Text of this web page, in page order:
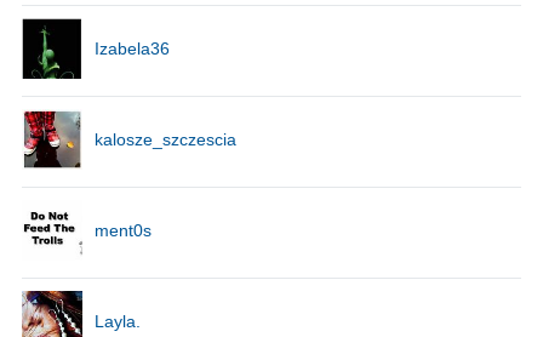
Izabela36
kalosze_szczescia
ment0s
Layla.